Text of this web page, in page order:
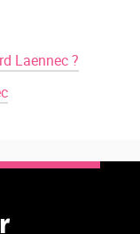
Laennec ?